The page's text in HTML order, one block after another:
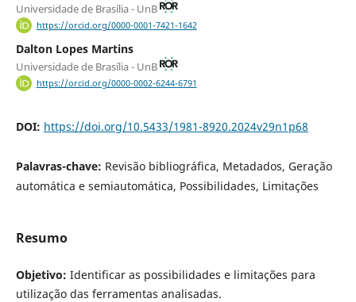
Universidade de Brasília - UnB
https://orcid.org/0000-0001-7421-1642
Dalton Lopes Martins
Universidade de Brasília - UnB
https://orcid.org/0000-0002-6244-6791
DOI: https://doi.org/10.5433/1981-8920.2024v29n1p68
Palavras-chave: Revisão bibliográfica, Metadados, Geração
automática e semiautomática, Possibilidades, Limitações
Resumo
Objetivo: Identificar as possibilidades e limitações para
utilização das ferramentas analisadas.